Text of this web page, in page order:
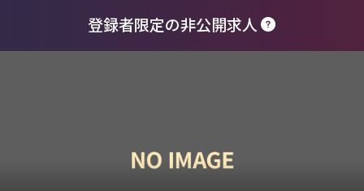
登録者限定の非公開求人